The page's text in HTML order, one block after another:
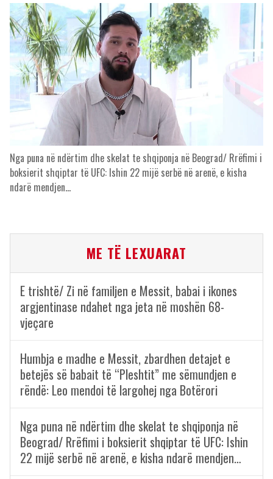
Nga puna në ndërtim dhe skelat te shqiponja në Beograd/ Rrëfimi i
boksierit shqiptar të UFC: Ishin 22 mijë serbë në arenë, e kisha
ndarë mendjen…
ME TË LEXUARAT
E trishtë/ Zi në familjen e Messit, babai i ikones
argjentinase ndahet nga jeta në moshën 68-
vjeçare
Humbja e madhe e Messit, zbardhen detajet e
betejës së babait të “Pleshtit” me sëmundjen e
rëndë: Leo mendoi të largohej nga Botërori
Nga puna në ndërtim dhe skelat te shqiponja në
Beograd/ Rrëfimi i boksierit shqiptar të UFC: Ishin
22 mijë serbë në arenë, e kisha ndarë mendjen…